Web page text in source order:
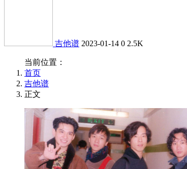
吉他谱 2023-01-14 0 2.5K
当前位置：
首页
吉他谱
正文